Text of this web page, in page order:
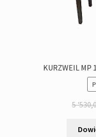
KURZWEIL MP
5